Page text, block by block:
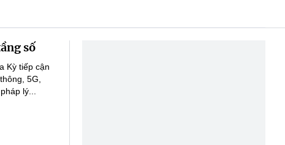
số
Kỳ tiếp cận
5G,
lý...